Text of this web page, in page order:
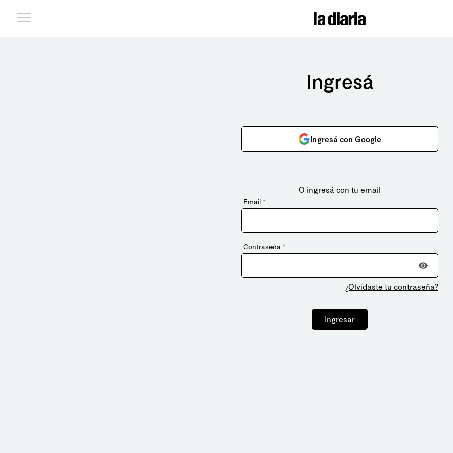
Ingresá
Ingresá con Google
O ingresá con tu email
Email *
Contraseña *
¿Olvidaste tu contraseña?
Ingresar